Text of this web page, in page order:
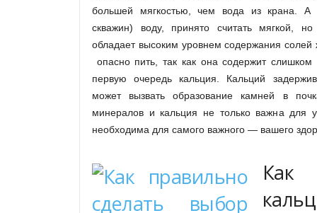
большей мягкостью, чем вода из крана. А
скважин) воду, принято считать мягкой,
обладает высоким уровнем содержания солей
опасно пить, так как она содержит
первую очередь кальция. Кальций
может вызвать образование камней в
минералов и кальция не только важна для
необходима для самого важного — вашего